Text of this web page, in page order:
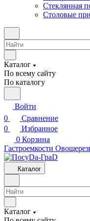
Стеклянная
Столовые
Каталог
По всему сайту
По каталогу
Войти
0
Сравнение
0
Избранное
0 Корзина
Гастроемкости
Каталог
Каталог